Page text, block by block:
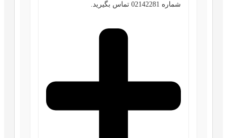
شماره 02142281 تماس بگیرید.